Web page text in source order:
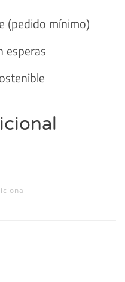
(pedido mínimo)
esperas